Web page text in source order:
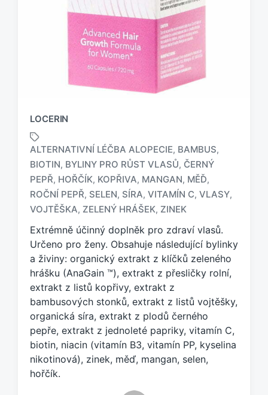
LOCERIN
O
z
n
č
e
n
o
a
g
e
m
:
ALTERNATIVNÍ LÉČBA ALOPECIE, BAMBUS,
BIOTIN, BYLINY PRO RŮST VLASŮ, ČERNÝ
PEPŘ, HOŘČÍK, KOPŘIVA, MANGAN, MĚĎ,
ROČNÍ PEPŘ, SELEN, SÍRA, VITAMÍN C, VLASY,
VOJTĚŠKA, ZELENÝ HRÁŠEK, ZINEK
Extrémně účinný doplněk pro zdraví vlasů.
Určeno pro ženy. Obsahuje následující bylinky
a živiny: organický extrakt z klíčků zeleného
hrášku (AnaGain ™), extrakt z přesličky rolní,
extrakt z listů kopřivy, extrakt z
bambusových stonků, extrakt z listů vojtěšky,
organická síra, extrakt z plodů černého
pepře, extrakt z jednoleté papriky, vitamín C,
biotin, niacin (vitamín B3, vitamín PP, kyselina
nikotinová), zinek, měď, mangan, selen,
hořčík.